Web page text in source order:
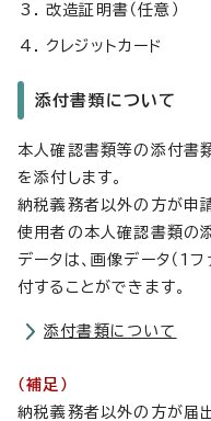
改造証明書（任意）
クレジットカード
添付書類について
本人確認書類等の添付書
を添付します。
納税義務者以外の方が申
使用者の本人確認書類の
データは、画像データ（1
付することができます。
添付書類について
（補足）
納税義務者以外の方が届